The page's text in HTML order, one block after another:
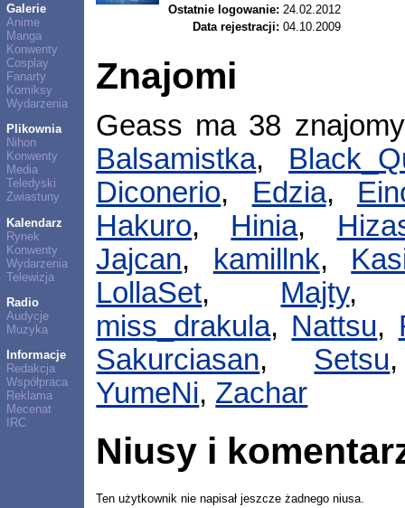
Galerie
Anime
Manga
Konwenty
Cosplay
Fanarty
Komiksy
Wydarzenia
Plikownia
Nihon
Konwenty
Media
Teledyski
Zwiastuny
Kalendarz
Rynek
Konwenty
Wydarzenia
Telewizja
Radio
Audycje
Muzyka
Informacje
Redakcja
Współpraca
Reklama
Mecenat
IRC
Ostatnie logowanie: 24.02.2012
Data rejestracji: 04.10.2009
Znajomi
Geass ma 38
Balsamistka,
Diconerio, Edzia,
Hakuro, Hinia,
Jajcan, kamillnk,
LollaSet, Majty
miss_drakula, Nattsu,
Sakurciasan, Setsu
YumeNi, Zachar
Niusy i
Ten użytkownik nie napisał jeszcze żadnego niusa.